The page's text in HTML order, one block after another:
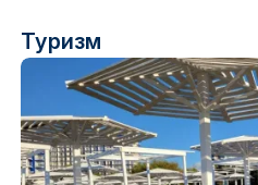
Туризм